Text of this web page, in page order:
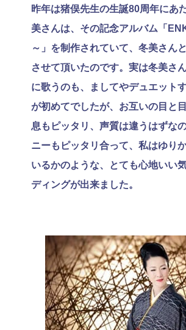
昨年は猪俣先生の生誕80周年にあ
美さんは、その記念アルバム「
～」を制作されていて、冬美さん
させて頂いたのです。実は冬美さ
に歌うのも、ましてやデュエット
が初めてでしたが、お互いの目と
息もピッタリ、声質は違うはずな
ニーもピッタリ合って、私はゆり
いるかのような、とても心地いい
ディングが出来ました。